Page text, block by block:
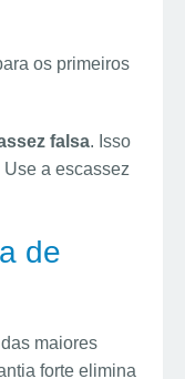
os primeiros
falsa. Isso
a escassez
de
maiores
forte elimina